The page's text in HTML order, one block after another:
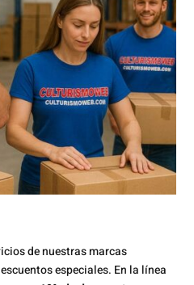
de nuestras marcas
especiales. En la línea